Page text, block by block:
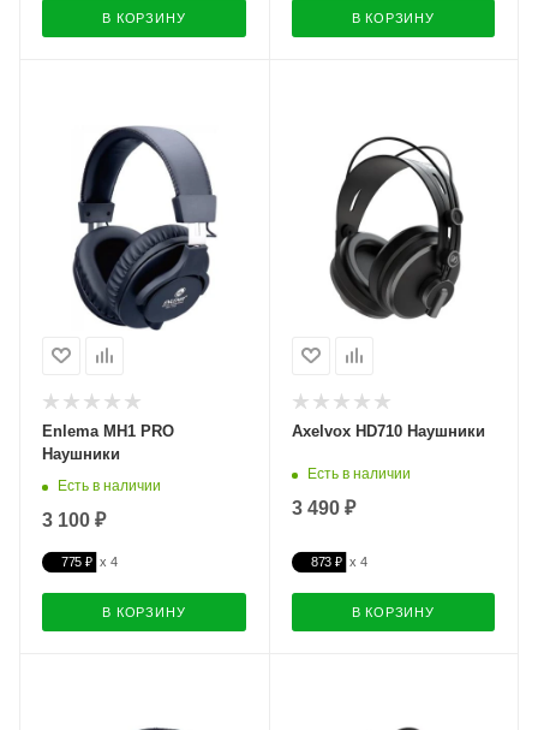
В КОРЗИНУ В КОРЗИНУ
Enlema MH1 PRO
Наушники
Есть в наличии
3 100 ₽
775 ₽
В КОРЗИНУ
Axelvox HD710 Наушники
Есть в наличии
3 490 ₽
873 ₽
В КОРЗИНУ